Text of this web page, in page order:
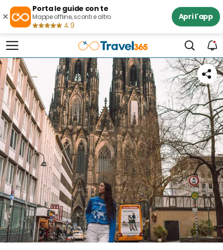
×
Porta le guide con te
Mappe offline, sconti e altro
4.9
Apri l'app